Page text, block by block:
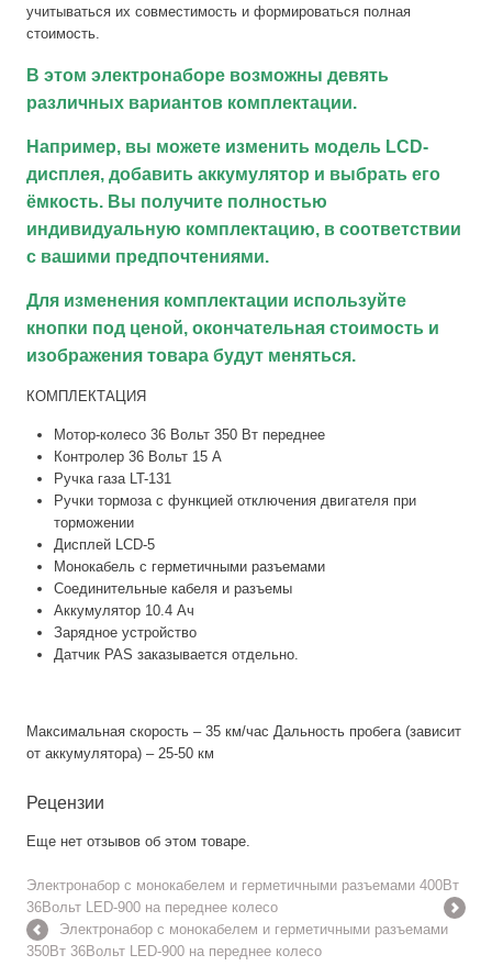
учитываться их совместимость и формироваться полная
стоимость.
В этом электронаборе возможны девять
различных вариантов комплектации.
Например, вы можете изменить модель LCD-
дисплея, добавить аккумулятор и выбрать его
ёмкость. Вы получите полностью
индивидуальную комплектацию, в соответствии
с вашими предпочтениями.
Для изменения комплектации используйте
кнопки под ценой, окончательная стоимость и
изображения товара будут меняться.
КОМПЛЕКТАЦИЯ
Мотор-колесо 36 Вольт 350 Вт переднее
Контролер 36 Вольт 15 А
Ручка газа LT-131
Ручки тормоза с функцией отключения двигателя при
торможении
Дисплей LCD-5
Монокабель с герметичными разъемами
Соединительные кабеля и разъемы
Аккумулятор 10.4 Ач
Зарядное устройство
Датчик PAS заказывается отдельно.
Максимальная скорость – 35 км/час Дальность пробега (зависит
от аккумулятора) – 25-50 км
Рецензии
Еще нет отзывов об этом товаре.
Электронабор с монокабелем и герметичными разъемами 400Вт
36Вольт LED-900 на переднее колесо
Электронабор с монокабелем и герметичными разъемами
350Вт 36Вольт LED-900 на переднее колесо